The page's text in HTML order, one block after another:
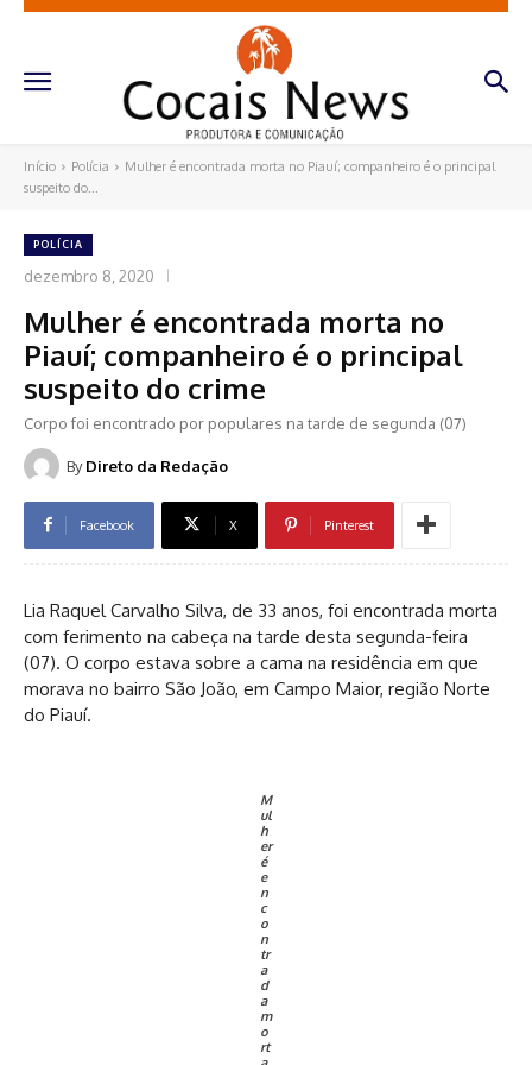
Início Polícia
Mulher é encontrada morta no Piauí; companheiro é o principal
suspeito do...
POLÍCIA
dezembro 8, 2020
Mulher é encontrada morta no
Piauí; companheiro é o principal
suspeito do crime
Corpo foi encontrado por populares na tarde de segunda (07)
By Direto da Redação
Facebook X Pinterest
Lia Raquel Carvalho Silva, de 33 anos, foi encontrada morta
com ferimento na cabeça na tarde desta segunda-feira
(07). O corpo estava sobre a cama na residência em que
morava no bairro São João, em Campo Maior, região Norte
do Piauí.
M
ul
h
er
é
e
n
c
o
n
tr
a
d
a
m
o
rt